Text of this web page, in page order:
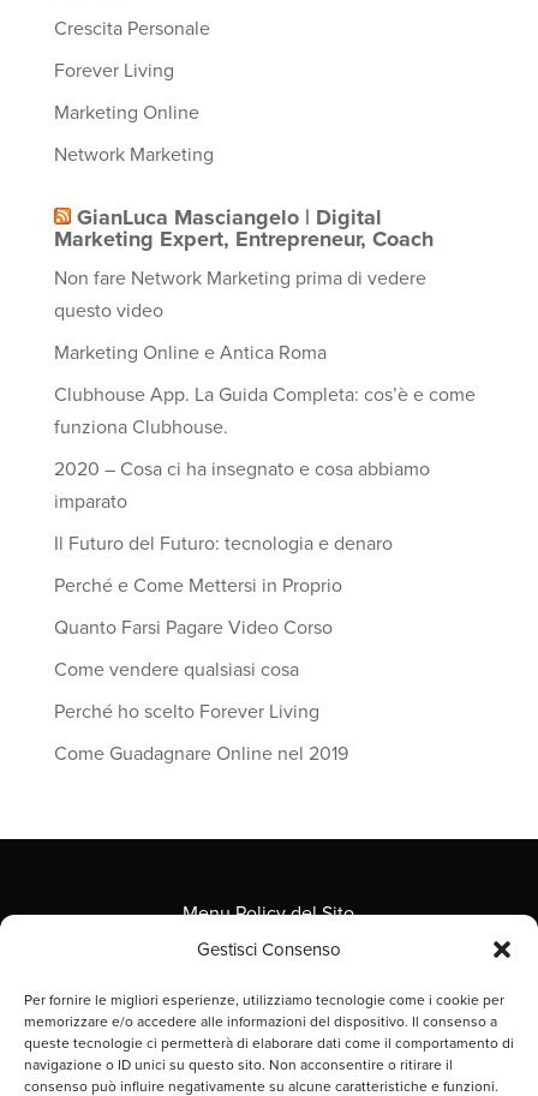
Gestisci Consenso
Per fornire le migliori esperienze, utilizziamo tecnologie come i cookie per
memorizzare e/o accedere alle informazioni del dispositivo. Il consenso a
queste tecnologie ci permetterà di elaborare dati come il comportamento di
navigazione o ID unici su questo sito. Non acconsentire o ritirare il
consenso può influire negativamente su alcune caratteristiche e funzioni.
Crescita Personale
Forever Living
Marketing Online
Network Marketing
GianLuca Masciangelo | Digital
Marketing Expert, Entrepreneur, Coach
Non fare Network Marketing prima di vedere
questo video
Marketing Online e Antica Roma
Clubhouse App. La Guida Completa: cos’è e come
funziona Clubhouse.
2020 – Cosa ci ha insegnato e cosa abbiamo
imparato
Il Futuro del Futuro: tecnologia e denaro
Perché e Come Mettersi in Proprio
Quanto Farsi Pagare Video Corso
Come vendere qualsiasi cosa
Perché ho scelto Forever Living
Come Guadagnare Online nel 2019
Menu Policy del Sito
© 2025 Gian Luca Masciangelo – Nextlevel Media
Srl, Via Muzio Clementi 70, 00193 Roma – P.Iva